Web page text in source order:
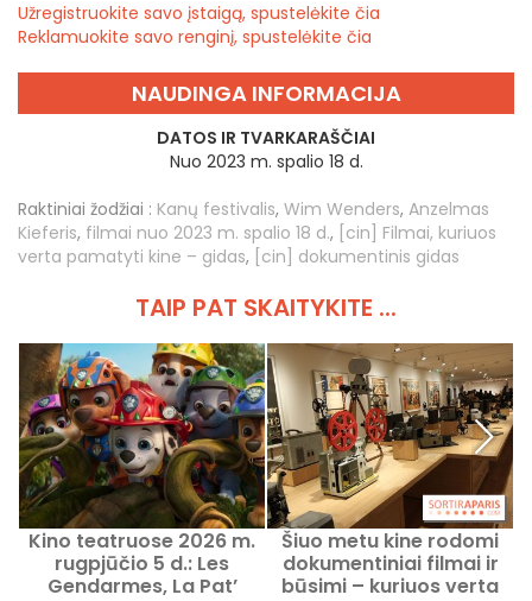
Užregistruokite savo įstaigą, spustelėkite čia
Reklamuokite savo renginį, spustelėkite čia
NAUDINGA INFORMACIJA
DATOS IR TVARKARAŠČIAI
Nuo 2023 m. spalio 18 d.
Raktiniai žodžiai : Kanų festivalis, Wim Wenders, Anzelmas
Kieferis, filmai nuo 2023 m. spalio 18 d., [cin] Filmai, kuriuos
verta pamatyti kine – gidas, [cin] dokumentinis gidas
TAIP PAT SKAITYKITE ...
Kino teatruose 2026 m.
rugpjūčio 5 d.: Les
Gendarmes, La Pat’
Šiuo metu kine rodomi
dokumentiniai filmai ir
būsimi – kuriuos verta